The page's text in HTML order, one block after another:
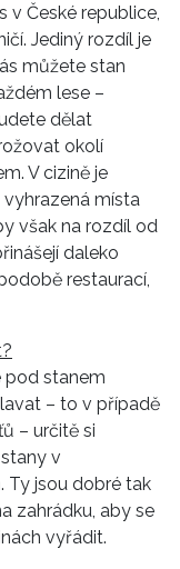
v České republice,
Jediný rozdíl je
můžete stan
lese –
dělat
okolí
V cizině je
místa
však na rozdíl od
daleko
restaurací,
pod stanem
– to v případě
– určitě si
v
Ty jsou dobré tak
zahrádku, aby se
vyřádit.